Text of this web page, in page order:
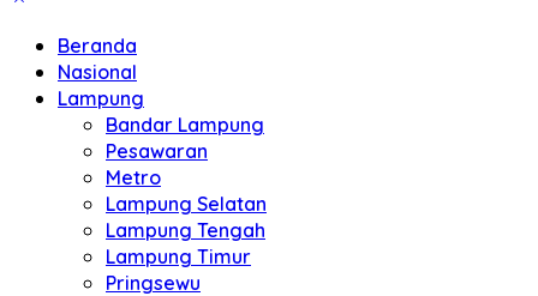
Beranda
Nasional
Lampung
Bandar Lampung
Pesawaran
Metro
Lampung Selatan
Lampung Tengah
Lampung Timur
Pringsewu